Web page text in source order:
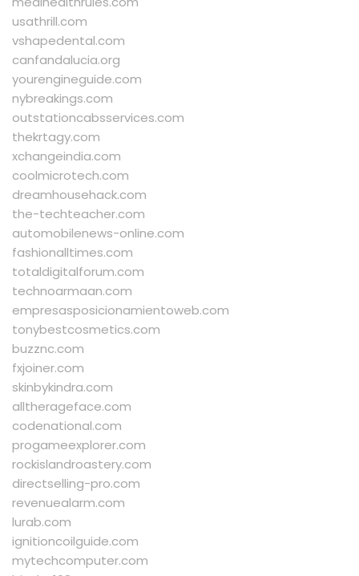
usathrill.com
vshapedental.com
canfandalucia.org
yourengineguide.com
nybreakings.com
outstationcabsservices.com
thekrtagy.com
xchangeindia.com
coolmicrotech.com
dreamhousehack.com
the-techteacher.com
automobilenews-online.com
fashionalltimes.com
totaldigitalforum.com
technoarmaan.com
empresasposicionamientoweb.com
tonybestcosmetics.com
buzznc.com
fxjoiner.com
skinbykindra.com
alltherageface.com
codenational.com
progameexplorer.com
rockislandroastery.com
directselling-pro.com
revenuealarm.com
lurab.com
ignitioncoilguide.com
mytechcomputer.com